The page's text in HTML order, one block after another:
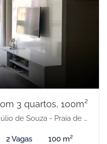
3 quartos, 100m²
- Praia de Itaparica, Vila Velha-ES
2 Vagas 100 m²